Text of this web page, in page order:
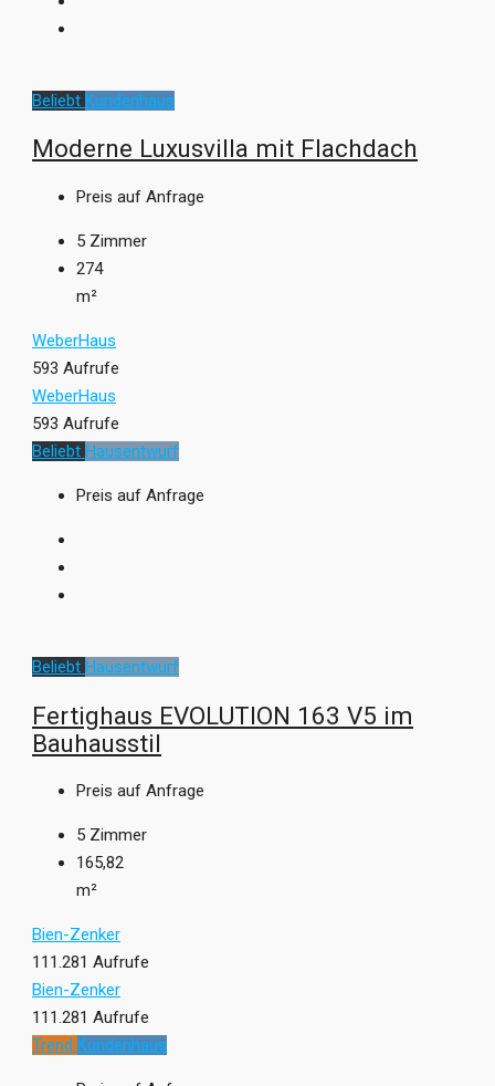
Beliebt Kundenhaus
Moderne Luxusvilla mit Flachdach
Preis auf Anfrage
5 Zimmer
274
m²
WeberHaus
593 Aufrufe
WeberHaus
593 Aufrufe
Beliebt Hausentwurf
Preis auf Anfrage
Beliebt Hausentwurf
Fertighaus EVOLUTION 163 V5 im
Bauhausstil
Preis auf Anfrage
5 Zimmer
165,82
m²
Bien-Zenker
111.281 Aufrufe
Bien-Zenker
111.281 Aufrufe
Trend Kundenhaus